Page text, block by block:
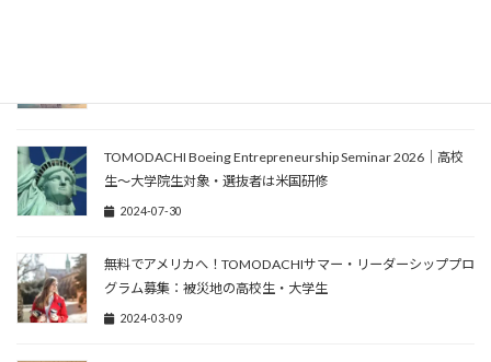
TOMODACHI Boeing Entrepreneurship Seminar 2026｜高校
生～大学院生対象・選抜者は米国研修
2024-07-30
無料でアメリカへ！TOMODACHIサマー・リーダーシッププロ
グラム募集：被災地の高校生・大学生
2024-03-09